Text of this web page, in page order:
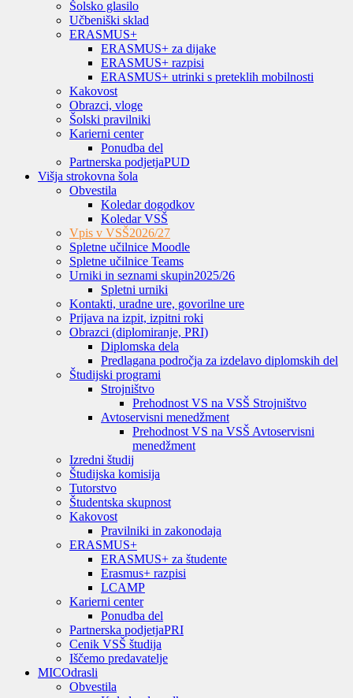
Šolsko glasilo
Učbeniški sklad
ERASMUS+
ERASMUS+ za dijake
ERASMUS+ razpisi
ERASMUS+ utrinki s preteklih mobilnosti
Kakovost
Obrazci, vloge
Šolski pravilniki
Karierni center
Ponudba del
Partnerska podjetjaPUD
Višja strokovna šola
Obvestila
Koledar dogodkov
Koledar VSŠ
Vpis v VSŠ2026/27
Spletne učilnice Moodle
Spletne učilnice Teams
Urniki in seznami skupin2025/26
Spletni urniki
Kontakti, uradne ure, govorilne ure
Prijava na izpit, izpitni roki
Obrazci (diplomiranje, PRI)
Diplomska dela
Predlagana področja za izdelavo diplomskih del
Študijski programi
Strojništvo
Prehodnost VS na VSŠ Strojništvo
Avtoservisni menedžment
Prehodnost VS na VSŠ Avtoservisni
menedžment
Izredni študij
Študijska komisija
Tutorstvo
Študentska skupnost
Kakovost
Pravilniki in zakonodaja
ERASMUS+
ERASMUS+ za študente
Erasmus+ razpisi
LCAMP
Karierni center
Ponudba del
Partnerska podjetjaPRI
Cenik VSŠ študija
Iščemo predavatelje
MICOdrasli
Obvestila